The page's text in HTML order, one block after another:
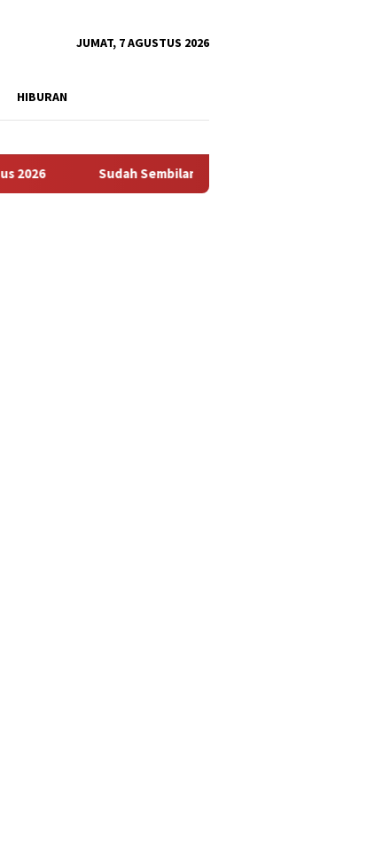
JUMAT, 7 AGUSTUS 2026
HIBURAN
Sudah Sembilan Hari Harga Beras Gorontalo